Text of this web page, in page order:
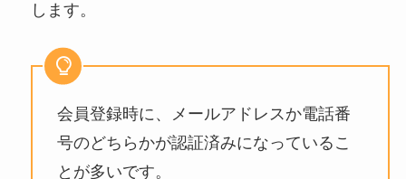
します。
会員登録時に、メールアドレスか電話番
号のどちらかが認証済みになっているこ
とが多いです。